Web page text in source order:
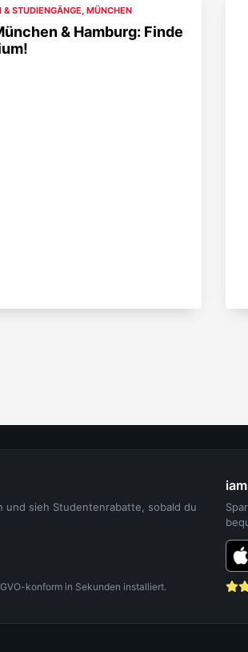
STUDIENGÄNGE, MÜNCHEN
& Hamburg: Finde
und sieh Studentenrabatte, sobald du
konform in Sekunden installiert.